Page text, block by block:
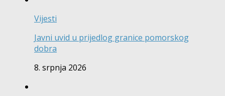
Vijesti
Javni uvid u prijedlog granice pomorskog
dobra
8. srpnja 2026